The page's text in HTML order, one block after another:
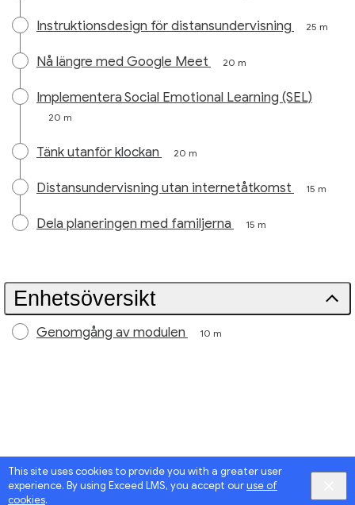
This site uses cookies to provide you with a greater user
experience. By using Exceed LMS, you accept ouruse of
cookies.
Instruktionsdesign för distansundervisning 25 m
Nå längre med Google Meet 20 m
Implementera Social Emotional Learning (SEL)
20 m
Tänk utanför klockan 20 m
Distansundervisning utan internetåtkomst 15 m
Dela planeringen med familjerna 15 m
Enhetsöversikt
Genomgång av modulen 10 m